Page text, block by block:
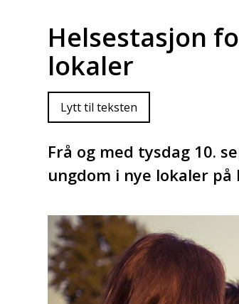
Helsestasjon
lokaler
Lytt til teksten
Frå og med tysdag 10.
ungdom i nye lokaler på